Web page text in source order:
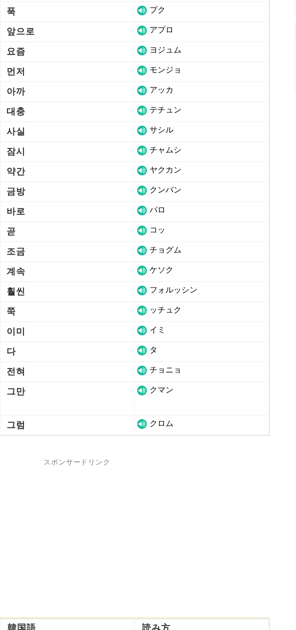
푹 プク
앞으로 アプロ
요즘 ヨジュム
먼저 モンジョ
아까 アッカ
대충 テチュン
사실 サシル
잠시 チャムシ
약간 ヤクカン
금방 クンバン
바로 パロ
곧 コッ
조금 チョグム
계속 ケソク
훨씬 フォルッシン
쭉 ッチュク
이미 イミ
다 タ
전혀 チョニョ
그만 クマン
그럼 クロム
スポンサードリンク
韓国語 読み方